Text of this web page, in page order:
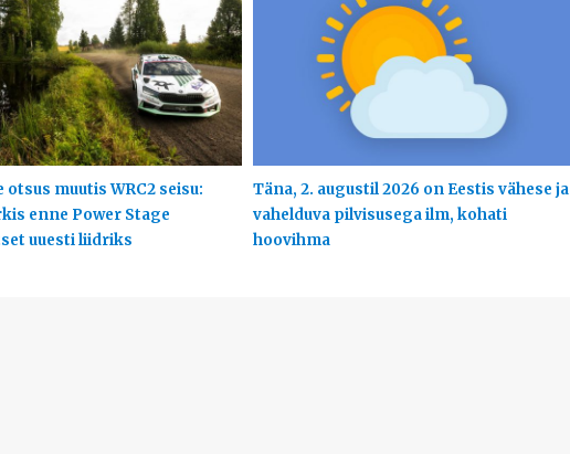
muutis WRC2 seisu:
enne Power Stage
uuesti liidriks
Täna, 2. augustil 2026 on Eestis vähese ja
vahelduva pilvisusega ilm, kohati
hoovihma